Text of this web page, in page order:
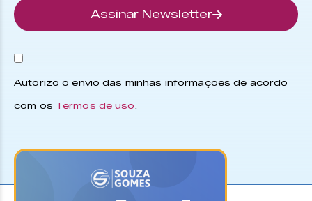
Assinar Newsletter
Autorizo o envio das minhas informações de acordo
com os Termos de uso